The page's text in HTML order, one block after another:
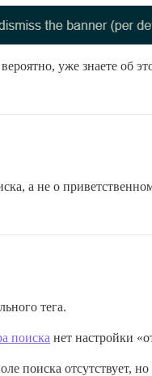
уже знаете об
а не о
тега.
поиска нет настройки
поиска отсутствует,